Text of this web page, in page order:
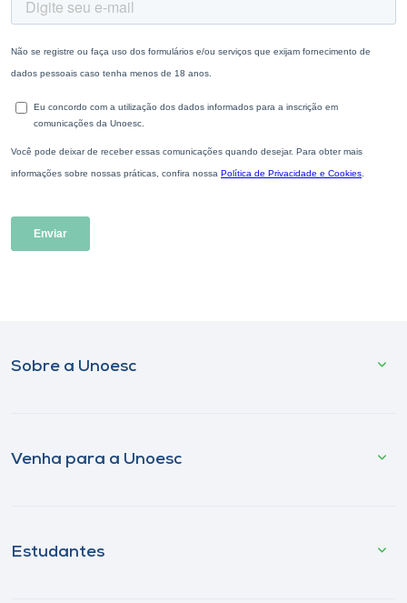
Sobre a Unoesc
Venha para a Unoesc
Estudantes